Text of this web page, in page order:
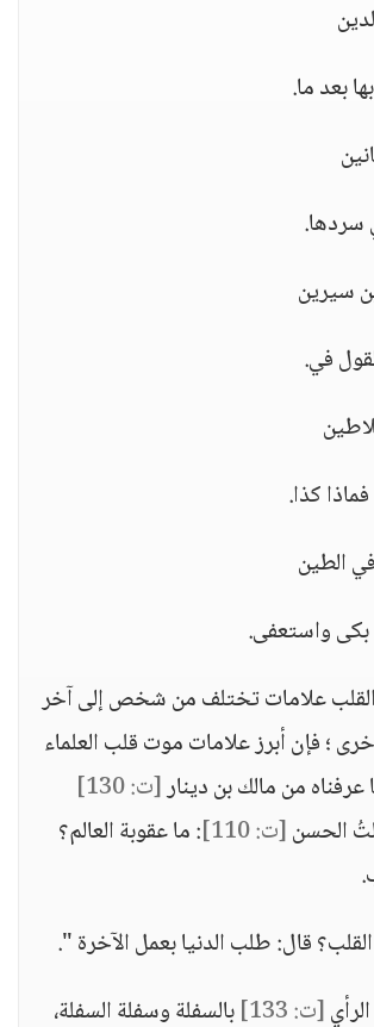
بعد ما.
سردها.
سيرين
في.
كذا.
الطين
بكى واستعفى.
علامات تختلف من شخص إلى آخر
؛ فإن أبرز علامات موت قلب العلماء
من مالك بن دينار[ت: 130]
الحسن[ت: 110]
: ما عقوبة العالم؟
قال: طلب الدنيا بعمل الآخرة ".
[ت: 133] بالسفلة وسفلة السفلة،